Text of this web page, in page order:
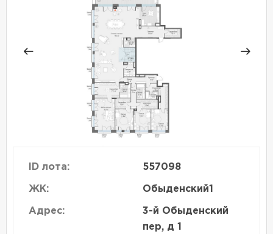
ID лота: 557098
ЖК: Обыденский1
Адрес:
3-й Обыденский
пер, д 1